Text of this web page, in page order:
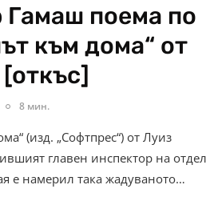
Гамаш поема по
към дома“ от
8 мин.
(изд. „Софтпрес“) от Луиз
главен инспектор на отдел
е намерил така жадуваното…